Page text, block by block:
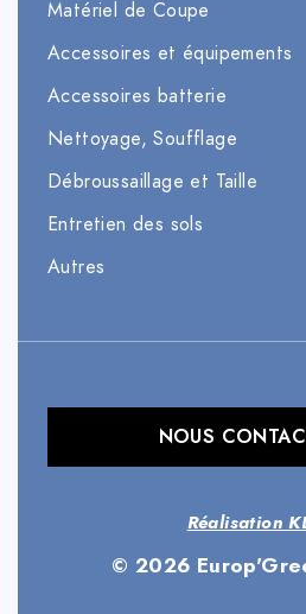
Matériel de Coupe
Accessoires et équipements
Accessoires batterie
Nettoyage, Soufflage
Débroussaillage et Taille
Entretien des sols
Autres
© 2026
Réalisation
NOUS